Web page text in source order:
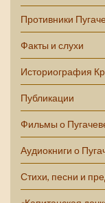
Противники
Факты и слухи
Историография
Публикации
Фильмы о
Аудиокниги о
Стихи, песни и